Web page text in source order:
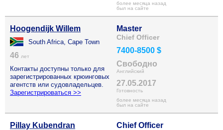
более месяца назад
был на сайте
Hoogendijk Willem
South Africa, Cape Town
46 лет
Контакты доступны только для
зарегистрированных крюинговых
агентств или судовладельцев.
Зарегистрироваться >>
Master
Chief Officer
7400-8500 $
Свободно
Английский
27.05.2017
Готовность
более месяца назад
был на сайте
Pillay Kubendran
Chief Officer